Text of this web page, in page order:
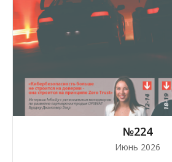
№224
Июнь 2026